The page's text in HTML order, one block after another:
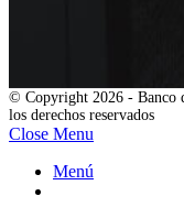
© Copyright 2026 - Banco
los derechos reservados
Close Menu
Menú